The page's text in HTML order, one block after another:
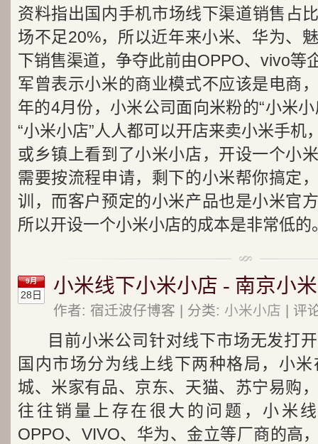
资料指出国内手机市场线下渠道销售占
场不足20%，所以近年来小米、华为、
下销售渠道，争夺此前由OPPO、vivo等
军曾表示小米的商业模式不应该是电商
年的4月份，小米公司面向米粉的“小米
“小米小店”人人都可以开店来卖小米手机
或乡镇上看到了小米小店，开设一个小
需要按流程申请，剩下的小米帮你搞定
训，而客户预定的小米产品也是小米官
所以开设一个小米小店的成本是非常低的
9月
28日 小米线下小米小店 - 南京小
作者: 宿迁波仔博客 | 分类: 小米小店 | 评
目前小米公司针对线下市场无发打
国内市场分为线上线下两种格局，小
城、米家有品、京东、天猫、苏宁易购
往往销量上存在很大的问题，小米
OPPO、VIVO、华为、金立等厂商的高